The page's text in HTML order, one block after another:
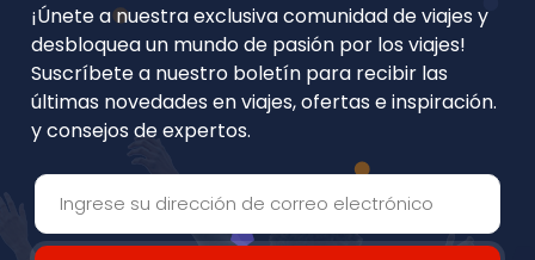
¡Únete a nuestra exclusiva comunidad de viajes y
desbloquea un mundo de pasión por los viajes!
Suscríbete a nuestro boletín para recibir las
últimas novedades en viajes, ofertas e inspiración.
y consejos de expertos.